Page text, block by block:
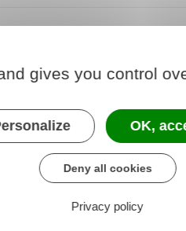
à répondre à vos questions.
"Entreprises de
l'aménagement et du
gives you control
OK,
Deny all cookies
Privacy policy